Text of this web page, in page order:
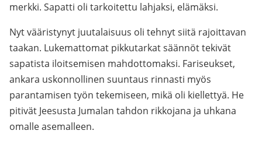
merkki. Sapatti oli tarkoitettu lahjaksi, elämäksi.
Nyt vääristynyt juutalaisuus oli tehnyt siitä rajoittavan
taakan. Lukemattomat pikkutarkat säännöt tekivät
sapatista iloitsemisen mahdottomaksi. Fariseukset,
ankara uskonnollinen suuntaus rinnasti myös
parantamisen työn tekemiseen, mikä oli kiellettyä. He
pitivät Jeesusta Jumalan tahdon rikkojana ja uhkana
omalle asemalleen.